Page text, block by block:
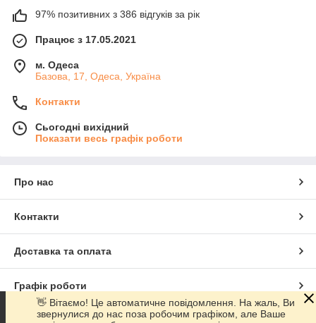
97% позитивних з 386 відгуків за рік
Працює з 17.05.2021
м. Одеса
Базова, 17, Одеса, Україна
Контакти
Сьогодні вихідний
Показати весь графік роботи
Про нас
Контакти
Доставка та оплата
Графік роботи
Повна версія сайту
👋 Вітаємо! Це автоматичне повідомлення. На жаль, Ви
звернулися до нас поза робочим графіком, але Ваше